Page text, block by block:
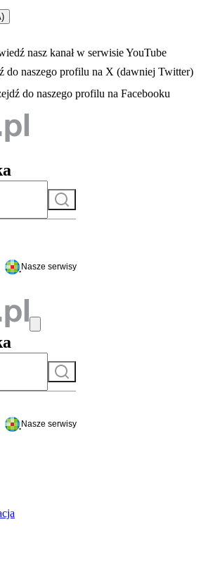
- otwiera się w nowej karcie
nasz kanał w serwisie YouTube
nowej karcie
do naszego profilu na X (dawniej Twitter)
- otwiera się w nowej karcie
do naszego profilu na Facebooku
Szukaj
do serwisu
Nasze serwisy
Szukaj
Nasze serwisy